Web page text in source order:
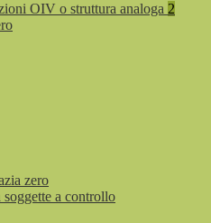
OIV o struttura analoga 2
zero
a controllo